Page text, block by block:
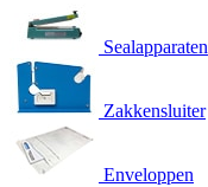
Sealapparaten
Zakkensluiter
Enveloppen